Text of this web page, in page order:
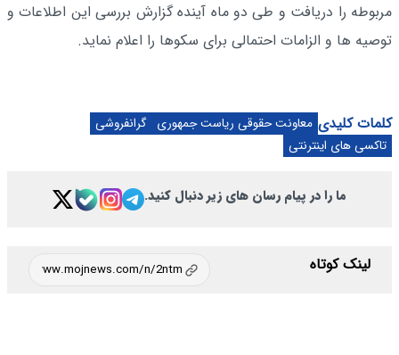
مربوطه را دریافت و طی دو ماه آینده گزارش بررسی این اطلاعات و
توصیه ها و الزامات احتمالی برای سکوها را اعلام نماید.
کلمات کلیدی معاونت حقوقی ریاست جمهوری
گرانفروشی
تاکسی های اینترنتی
ما را در پیام رسان های زیر دنبال کنید.
لینک کوتاه